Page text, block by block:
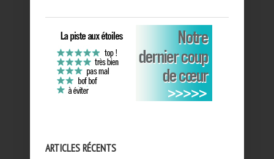
ARTICLES RÉCENTS